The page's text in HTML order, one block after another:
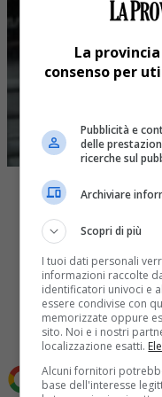
Share
Tweet
Aggiungi La
La
consenso per
Pubblicità e
delle
ricerche sul
Archiviare
Scopri di più
I tuoi dati personali
informazioni raccolte
identificatori univoci e
essere condivise con
memorizzate oppure
sito. Noi e i nostri
localizzazione esatti.
Alcuni fornitori
base dell'interesse